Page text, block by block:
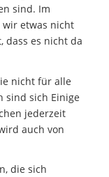
sind. Im
wir etwas nicht
dass es nicht da
nicht für alle
sind sich Einige
jederzeit
auch von
die sich